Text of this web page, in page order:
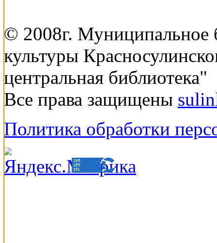
© 2008г. Муниципальное
культуры
центральная библиотека"
Все права защищены
Политика обработки